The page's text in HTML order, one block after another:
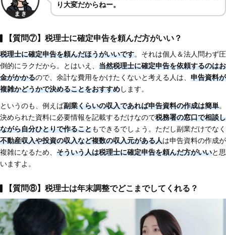
り大変だからねー。
【質問⑦】税理士に確定申告を頼んだ方がいい？
税理士に確定申告を頼んだほうがいいです。それは個人＆法人問わず圧
倒的にラクだから。とはいえ、 当然税理士に確定申告を依頼するのはお
金がかかるので、余計な費用をかけたくないと考える人は、 申告資料が
複雑かどうかで決めることをおすすめします。
というのも、例えば副業くらいの収入であれば申告資料の作成は簡単。
決められた資料に必要情報を記載するだけなので税務署の窓口で相談し
ながら自分ひとりで作ることもできるでしょう。ただし副業だけでなく
不動産収入や投資の収入など複数の収入元がある人は申告資料の作成が
複雑になるため、 そういう人は税理士に確定申告を頼んだ方がいいと思
いますよ。
【質問⑧】税理士は年末調整でどこまでしてくれる？